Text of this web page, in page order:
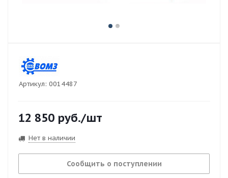
Артикул: 0014487
12 850 руб./шт
Нет в наличии
Сообщить о поступлении